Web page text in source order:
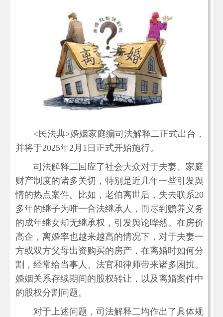
<民法典>婚姻家庭编司法解释二正式出台，
并将于2025年2月1日正式开始施行。
司法解释二回应了社会大众对于夫妻、家庭
财产制度的诸多关切，特别是近几年一些引发舆
情的热点案件。比如，老伯离世后，失去联系20
多年的继子为唯一合法继承人，而尽到赡养义务
的成年继女却无继承权，引发舆论哗然。在房价
高企，离婚率也越来越高的情况下，对于夫妻一
方或双方父母出资购买的房产，在离婚时如何分
割，经常给当事人、法官和律师带来诸多困扰。
婚姻关系存续期间的股权转让，以及离婚案件中
的股权分割问题。
对于上述问题，司法解释二均作出了具体规